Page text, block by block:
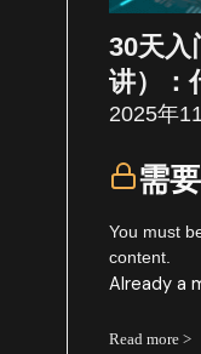
30天入
讲）：
2025年
需
You must
content.
Already a
Read more >